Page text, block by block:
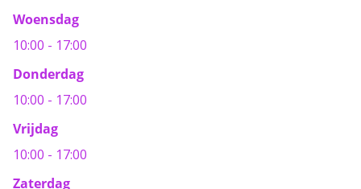
Woensdag
10:00 - 17:00
Donderdag
10:00 - 17:00
Vrijdag
10:00 - 17:00
Zaterdag